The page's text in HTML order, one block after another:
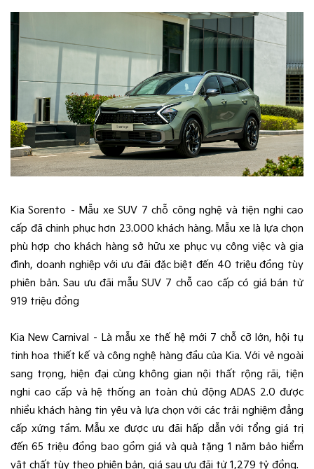
Kia Sorento – Mẫu xe SUV 7 chỗ công nghệ và tiện nghi cao
cấp đã chinh phục hơn 23.000 khách hàng. Mẫu xe là lựa chọn
phù hợp cho khách hàng sở hữu xe phục vụ công việc và gia
đình, doanh nghiệp với ưu đãi đặc biệt đến 40 triệu đồng tùy
phiên bản. Sau ưu đãi mẫu SUV 7 chỗ cao cấp có giá bán từ
919 triệu đồng
Kia New Carnival – Là mẫu xe thế hệ mới 7 chỗ cỡ lớn, hội tụ
tinh hoa thiết kế và công nghệ hàng đầu của Kia. Với vẻ ngoài
sang trọng, hiện đại cùng không gian nội thất rộng rãi, tiện
nghi cao cấp và hệ thống an toàn chủ động ADAS 2.0 được
nhiều khách hàng tin yêu và lựa chọn với các trải nghiệm đẳng
cấp xứng tầm. Mẫu xe được ưu đãi hấp dẫn với tổng giá trị
đến 65 triệu đồng bao gồm giá và quà tặng 1 năm bảo hiểm
vật chất tùy theo phiên bản, giá sau ưu đãi từ 1,279 tỷ đồng.